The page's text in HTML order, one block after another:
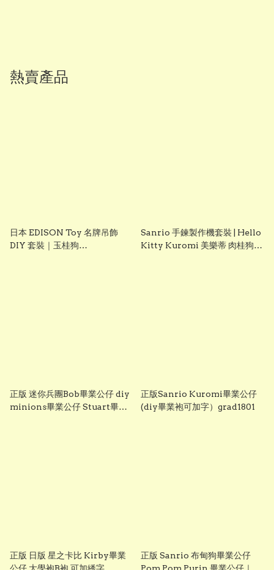
熱賣產品
日本 EDISON Toy 名牌吊飾
DIY 套裝｜玉桂狗
Sanrio 手鍊製作機套裝 | Hello
Kitty Kuromi 美樂蒂 肉桂狗
正版 迷你兵團Bob畢業公仔 diy
minions畢業公仔 Stuart畢業
正版Sanrio Kuromi畢業公仔
(diy畢業袍可加字）grad1801
正版 日版 星之卡比 Kirby畢業
正版 Sanrio 布甸狗畢業公仔